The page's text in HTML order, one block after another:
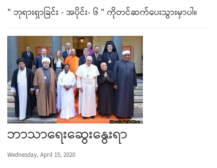
" ဘုရားရှာခြင်း - အပိုင်း- ၆ " ကိုတင်ဆက်ပေးသွားမှာပါ။
ဘာသာရေးဆွေးနွေးရာ
Wednesday, April 15, 2020